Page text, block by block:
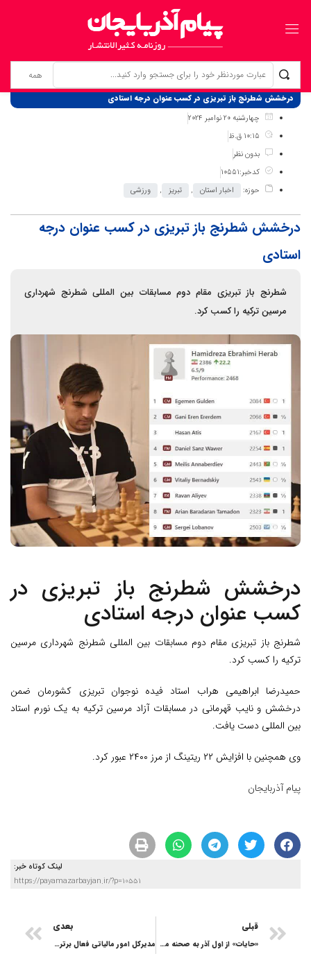
برگ نخست
نوشته‌ها
درخشش شطرنج باز تبریزی در کسب عنوان درجه استادی
چهارشنبه 20 نوامبر 2024
10:15 ق.ظ
بدون نظر
کدخبر:10551
حوزه:
اخبار استان , تبریز , ورزشی
درخشش شطرنج باز تبریزی در کسب عنوان درجه
استادی
شطرنج باز تبریزی مقام دوم مسابقات بین المللی شطرنج شهرداری
مرسین ترکیه را کسب کرد.
درخشش شطرنج باز تبریزی در
کسب عنوان درجه استادی
شطرنج باز تبریزی مقام دوم مسابقات بین المللی شطرنج شهرداری مرسین
ترکیه را کسب کرد.
حمیدرضا ابراهیمی هراب استاد فیده نوجوان تبریزی کشورمان ضمن
درخشش و نایب قهرمانی در مسابقات آزاد مرسین ترکیه به یک نورم استاد
بین المللی دست یافت.
وی همچنین با افزایش ۲۲ ریتینگ از مرز ۲۴۰۰ عبور کرد.
پیام آذربایجان
لینک کوتاه خبر:
https://payamazarbayjan.ir/?p=10551
قبلی
«حایات» از اول آذر به صحنه می‌رود
بعدی
مدیرکل امور مالیاتی فعال برتر برگزاری میزهای خدمت جهادی بسیج کارمندان استان شد